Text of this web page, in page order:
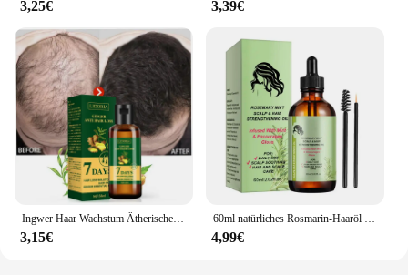
3,25€ 3,39€
Ingwer Haar Wachstum Ätherisches Öl Natürliche Anti Haarausfall Produkte Schnelle Wachsen Verhindern Haarausfall Behandlung Keim Flüssigkeit Männer Frauen
3,15€
60ml natürliches Rosmarin-Haaröl Haarwuchs öl Haarpflege öl pflegendes stärkendes Haarpflege öl für Frauen Männer
4,99€